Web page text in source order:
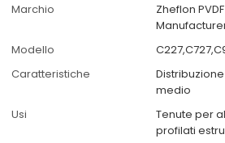
Marchio
Zheflon
Modello
Caratteristiche
medio
Usi
Tenute per
profilati